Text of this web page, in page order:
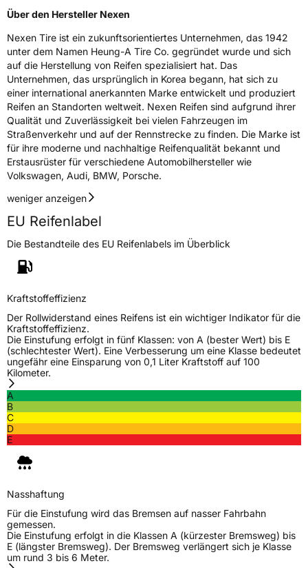
Über den Hersteller Nexen
Nexen Tire ist ein zukunftsorientiertes Unternehmen, das 1942
unter dem Namen Heung-A Tire Co. gegründet wurde und sich
auf die Herstellung von Reifen spezialisiert hat. Das
Unternehmen, das ursprünglich in Korea begann, hat sich zu
einer international anerkannten Marke entwickelt und produziert
Reifen an Standorten weltweit. Nexen Reifen sind aufgrund ihrer
Qualität und Zuverlässigkeit bei vielen Fahrzeugen im
Straßenverkehr und auf der Rennstrecke zu finden. Die Marke ist
für ihre moderne und nachhaltige Reifenqualität bekannt und
Erstausrüster für verschiedene Automobilhersteller wie
Volkswagen, Audi, BMW, Porsche.
weniger anzeigen
EU Reifenlabel
Die Bestandteile des EU Reifenlabels im Überblick
Kraftstoffeffizienz
Der Rollwiderstand eines Reifens ist ein wichtiger Indikator für die
Kraftstoffeffizienz.
Die Einstufung erfolgt in fünf Klassen: von A (bester Wert) bis E
(schlechtester Wert). Eine Verbesserung um eine Klasse bedeutet
ungefähr eine Einsparung von 0,1 Liter Kraftstoff auf 100
Kilometer.
A
B
C
D
E
Nasshaftung
Für die Einstufung wird das Bremsen auf nasser Fahrbahn
gemessen.
Die Einstufung erfolgt in die Klassen A (kürzester Bremsweg) bis
E (längster Bremsweg). Der Bremsweg verlängert sich je Klasse
um rund 3 bis 6 Meter.